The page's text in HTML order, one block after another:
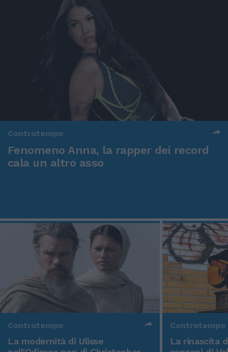
Controtempo
Fenomeno Anna, la rapper dei record
cala un altro asso
Controtempo
La modernità di Ulisse
Controtempo
La rinascita